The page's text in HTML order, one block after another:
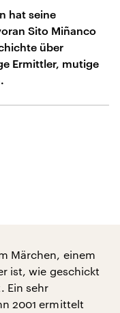
hat seine
Sito Miñanco
über
Ermittler, mutige
Märchen, einem
ist, wie geschickt
Ein sehr
2001 ermittelt